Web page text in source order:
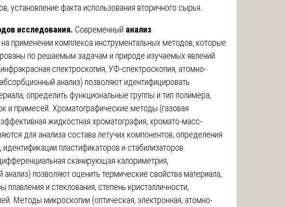
установление факта использования вторичного сырья.
исследования. Современный анализ
на применении комплекса инструментальных методов, которые
по решаемым задачам и природе изучаемых явлений.
спектроскопия, УФ-спектроскопия, атомно-
анализ) позволяют идентифицировать
определить функциональные группы и тип полимера,
и примесей. Хроматографические методы (газовая
жидкостная хроматография, хромато-масс-
для анализа состава летучих компонентов, определения
пластификаторов и стабилизаторов.
сканирующая калориметрия,
анализ) позволяют оценить термические свойства материала,
плавления и стеклования, степень кристалличности,
Методы микроскопии (оптическая, электронная, атомно-